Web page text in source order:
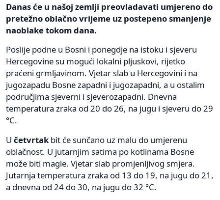
Danas će u našoj zemlji preovladavati umjereno do
pretežno oblačno vrijeme uz postepeno smanjenje
naoblake tokom dana.
Poslije podne u Bosni i ponegdje na istoku i sjeveru
Hercegovine su mogući lokalni pljuskovi, rijetko
praćeni grmljavinom. Vjetar slab u Hercegovini i na
jugozapadu Bosne zapadni i jugozapadni, a u ostalim
područjima sjeverni i sjeverozapadni. Dnevna
temperatura zraka od 20 do 26, na jugu i sjeveru do 29
°C.
U četvrtakbit će sunčano uz malu do umjerenu
oblačnost. U jutarnjim satima po kotlinama Bosne
može biti magle. Vjetar slab promjenljivog smjera.
Jutarnja temperatura zraka od 13 do 19, na jugu do 21,
a dnevna od 24 do 30, na jugu do 32 °C.